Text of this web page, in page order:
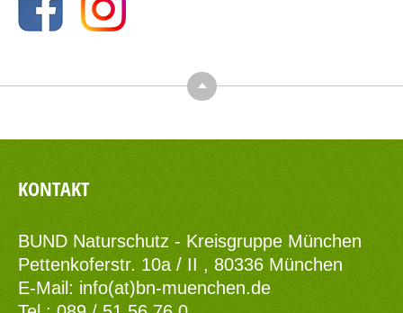
Top
KONTAKT
BUND Naturschutz - Kreisgruppe München
Pettenkoferstr. 10a / II , 80336 München
E-Mail: info(at)bn-muenchen.de